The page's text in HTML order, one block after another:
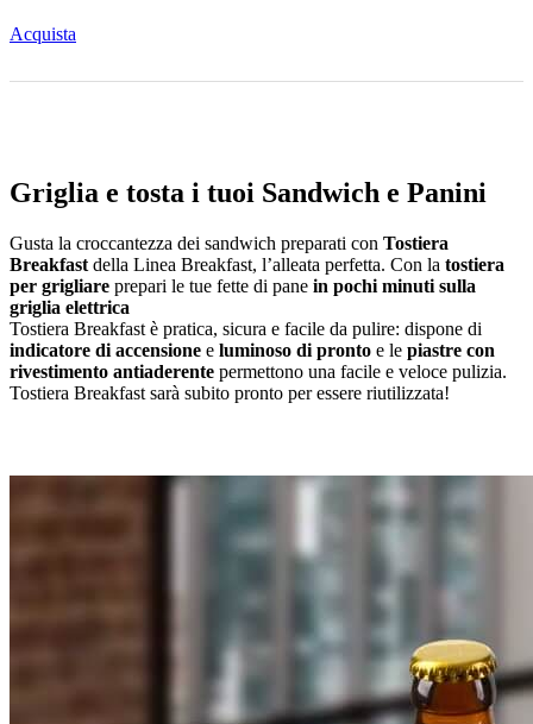
Acquista
Griglia e tosta i tuoi Sandwich e Panini
Gusta la croccantezza dei sandwich preparati con Tostiera
Breakfast della Linea Breakfast, l’alleata perfetta. Con la tostiera
per grigliare prepari le tue fette di pane in pochi minuti sulla
griglia elettrica
Tostiera Breakfast è pratica, sicura e facile da pulire: dispone di
indicatore di accensione e luminoso di pronto e le piastre con
rivestimento antiaderente permettono una facile e veloce pulizia.
Tostiera Breakfast sarà subito pronto per essere riutilizzata!